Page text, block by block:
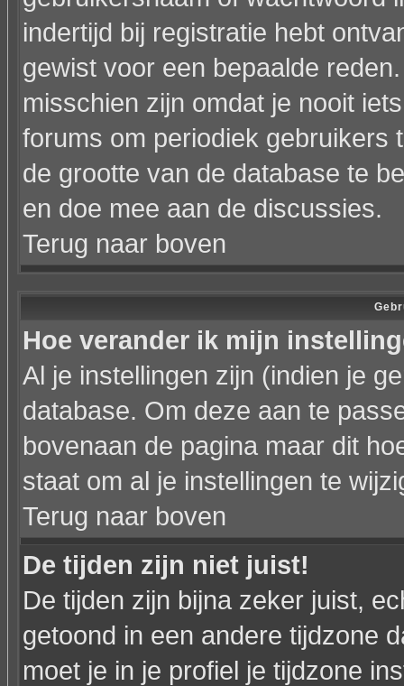
indertijd bij registratie hebt
gewist voor een bepaalde
misschien zijn omdat je nooit
forums om periodiek gebruikers
de grootte van de database te
en doe mee aan de discussies.
Terug naar boven
Hoe verander ik mijn
Al je instellingen zijn (indien je
database. Om deze aan te
bovenaan de pagina maar dit
staat om al je instellingen te
Terug naar boven
De tijden zijn niet juist!
De tijden zijn bijna zeker juist,
getoond in een andere tijdzone
moet je in je profiel je tijdzone